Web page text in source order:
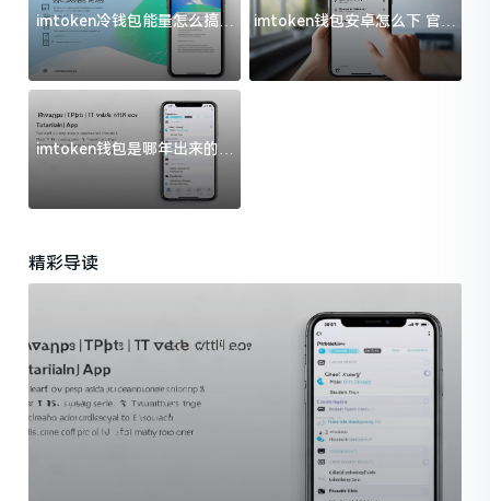
imtoken冷钱包能量怎么搞？
过来人告诉你门道
imtoken钱包安卓怎么下 官方
渠道避坑指南
imtoken钱包是哪年出来的？
一文给你说清楚
精彩导读